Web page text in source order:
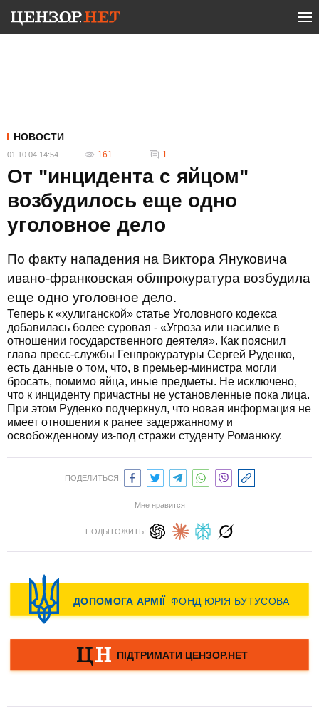
НОВОСТИ
01.10.04 14:54 161 1
От "инцидента с яйцом"
возбудилось еще одно
уголовное дело
По факту нападения на Виктора Януковича
ивано-франковская облпрокуратура возбудила
еще одно уголовное дело.
Теперь к «хулиганской» статье Уголовного кодекса
добавилась более суровая - «Угроза или насилие в
отношении государственного деятеля». Как пояснил
глава пресс-службы Генпрокуратуры Сергей Руденко,
есть данные о том, что, в премьер-министра могли
бросать, помимо яйца, иные предметы. Не исключено,
что к инциденту причастны не установленные пока лица.
При этом Руденко подчеркнул, что новая информация не
имеет отношения к ранее задержанному и
освобожденному из-под стражи студенту Романюку.
ПОДЕЛИТЬСЯ:
Мне нравится
ПОДЫТОЖИТЬ: